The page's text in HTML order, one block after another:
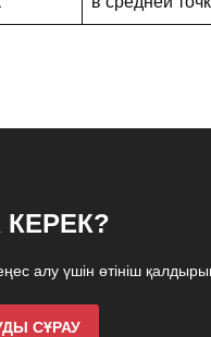
алу үшін өтініш
СҰРАУ